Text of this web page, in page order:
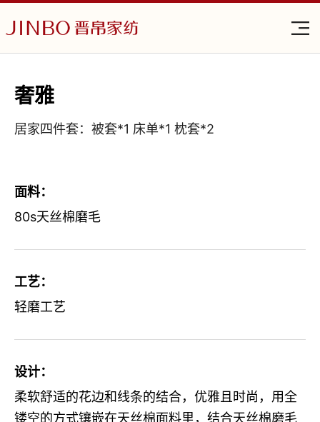
奢雅
居家四件套：被套*1 床单*1 枕套*2
面料：
80s天丝棉磨毛
工艺：
轻磨工艺
设计：
柔软舒适的花边和线条的结合，优雅且时尚，用全
镂空的方式镶嵌在天丝棉面料里，结合天丝棉磨毛